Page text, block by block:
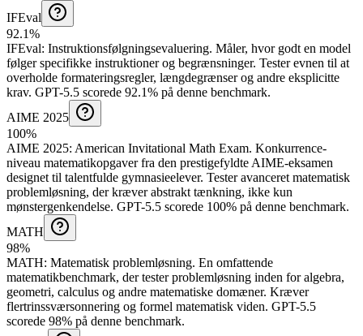
IFEval
92.1%
IFEval: Instruktionsfølgningsevaluering. Måler, hvor godt en model
følger specifikke instruktioner og begrænsninger. Tester evnen til at
overholde formateringsregler, længdegrænser og andre eksplicitte
krav. GPT-5.5 scorede 92.1% på denne benchmark.
AIME 2025
100%
AIME 2025: American Invitational Math Exam. Konkurrence-
niveau matematikopgaver fra den prestigefyldte AIME-eksamen
designet til talentfulde gymnasieelever. Tester avanceret matematisk
problemløsning, der kræver abstrakt tænkning, ikke kun
mønstergenkendelse. GPT-5.5 scorede 100% på denne benchmark.
MATH
98%
MATH: Matematisk problemløsning. En omfattende
matematikbenchmark, der tester problemløsning inden for algebra,
geometri, calculus og andre matematiske domæner. Kræver
flertrinssværsonnering og formel matematisk viden. GPT-5.5
scorede 98% på denne benchmark.